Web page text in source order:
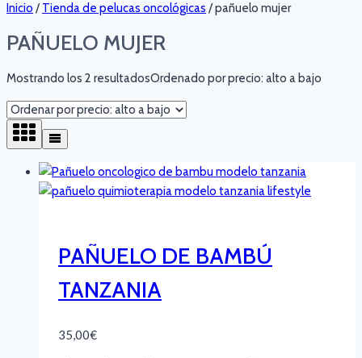
Inicio / Tienda de pelucas oncológicas /pañuelo mujer
PAÑUELO MUJER
Mostrando los 2 resultadosOrdenado por precio: alto a bajo
PAÑUELO DE BAMBÚ
TANZANIA
35,00€